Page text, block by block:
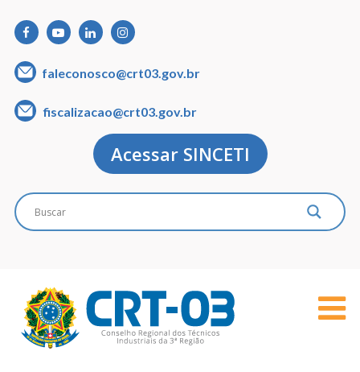
faleconosco@crt03.gov.br
fiscalizacao@crt03.gov.br
Acessar SINCETI